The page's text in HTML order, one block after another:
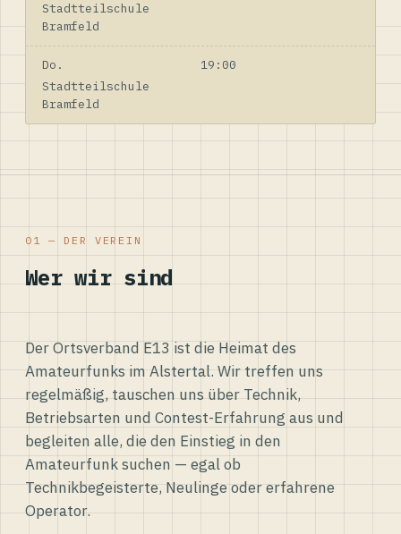
Stadtteilschule
Bramfeld
Do.
19:00
Stadtteilschule
Bramfeld
01 — DER VEREIN
Wer wir sind
Der Ortsverband E13 ist die Heimat des
Amateurfunks im Alstertal. Wir treffen uns
regelmäßig, tauschen uns über Technik,
Betriebsarten und Contest-Erfahrung aus und
begleiten alle, die den Einstieg in den
Amateurfunk suchen — egal ob
Technikbegeisterte, Neulinge oder erfahrene
Operator.